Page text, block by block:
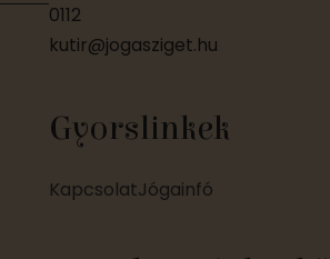
0112
kutir@jogasziget.hu
Gyorslinkek
KapcsolatJógainfó